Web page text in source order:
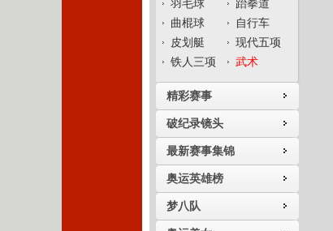
羽毛球
跆拳道
曲棍球
自行车
皮划艇
现代五项
铁人三项
武术
精彩赛事
破纪录镜头
最新赛事集锦
奥运英雄榜
梦八队